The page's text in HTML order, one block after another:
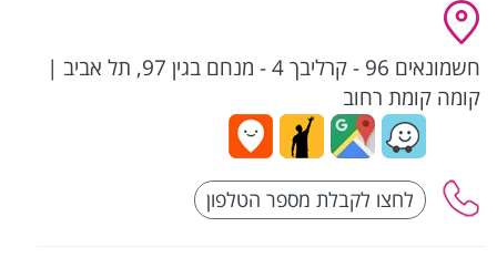
חשמונאים 96 - קרליבך 4 - מנחם בגין 97, תל אביב
|
קומה קומת רחוב